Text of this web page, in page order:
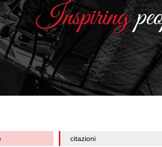
citazioni